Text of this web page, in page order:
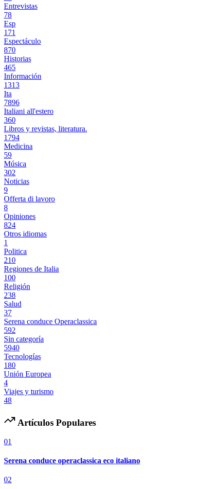
Entrevistas
78
Esp
171
Espectáculo
870
Historias
465
Información
1313
Ita
7896
Italiani all'estero
360
Libros y revistas, literatura.
1794
Medicina
59
Música
302
Noticias
9
Offerta di lavoro
8
Opiniones
824
Otros idiomas
1
Politica
210
Regiones de Italia
100
Religión
238
Salud
37
Serena conduce Operaclassica
592
Sin categoría
5940
Tecnologías
180
Unión Europea
4
Viajes y turismo
48
Artículos Populares
01
Serena conduce operaclassica eco italiano
02